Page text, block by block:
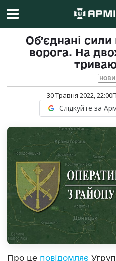
Об’єднані сили
ворога. На
30 Травня 2022, 22:00
Слідкуйте за
Про це повідомляє